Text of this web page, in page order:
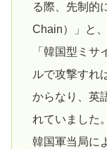
る際、先制的
Chain）」と
「韓国型ミサ
ルで攻撃すれ
からなり、英
れていました。
韓国軍当局に